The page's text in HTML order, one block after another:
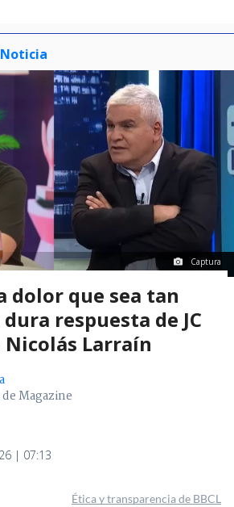
Captura
dolor que sea tan
respuesta de JC
Nicolás Larraín
Magazine
| 07:13
Ética y transparencia de BBCL